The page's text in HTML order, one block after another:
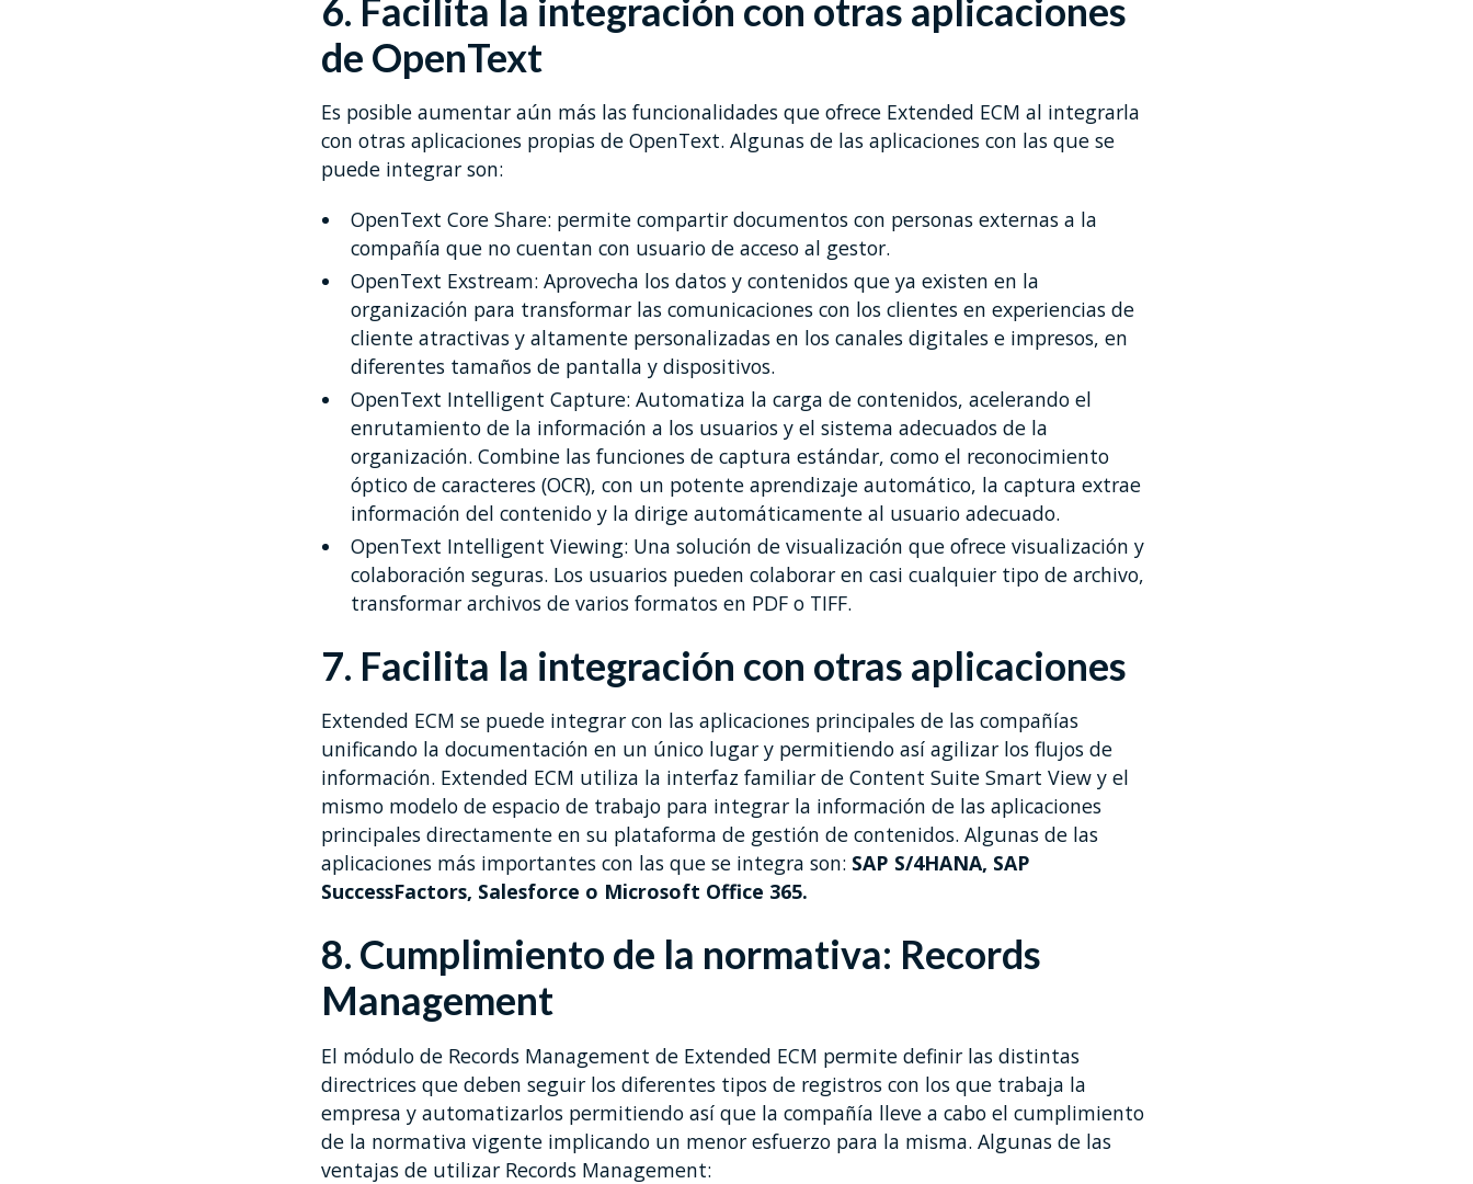
6. Facilita la integración con otras aplicaciones
de OpenText
Es posible aumentar aún más las funcionalidades que ofrece Extended ECM al integrarla
con otras aplicaciones propias de OpenText. Algunas de las aplicaciones con las que se
puede integrar son:
OpenText Core Share: permite compartir documentos con personas externas a la
compañía que no cuentan con usuario de acceso al gestor.
OpenText Exstream: Aprovecha los datos y contenidos que ya existen en la
organización para transformar las comunicaciones con los clientes en experiencias de
cliente atractivas y altamente personalizadas en los canales digitales e impresos, en
diferentes tamaños de pantalla y dispositivos.
OpenText Intelligent Capture: Automatiza la carga de contenidos, acelerando el
enrutamiento de la información a los usuarios y el sistema adecuados de la
organización. Combine las funciones de captura estándar, como el reconocimiento
óptico de caracteres (OCR), con un potente aprendizaje automático, la captura extrae
información del contenido y la dirige automáticamente al usuario adecuado.
OpenText Intelligent Viewing: Una solución de visualización que ofrece visualización y
colaboración seguras. Los usuarios pueden colaborar en casi cualquier tipo de archivo,
transformar archivos de varios formatos en PDF o TIFF.
7. Facilita la integración con otras aplicaciones
Extended ECM se puede integrar con las aplicaciones principales de las compañías
unificando la documentación en un único lugar y permitiendo así agilizar los flujos de
información. Extended ECM utiliza la interfaz familiar de Content Suite Smart View y el
mismo modelo de espacio de trabajo para integrar la información de las aplicaciones
principales directamente en su plataforma de gestión de contenidos. Algunas de las
aplicaciones más importantes con las que se integra son: SAP S/4HANA, SAP
SuccessFactors, Salesforce o Microsoft Office 365.
8. Cumplimiento de la normativa: Records
Management
El módulo de Records Management de Extended ECM permite definir las distintas
directrices que deben seguir los diferentes tipos de registros con los que trabaja la
empresa y automatizarlos permitiendo así que la compañía lleve a cabo el cumplimiento
de la normativa vigente implicando un menor esfuerzo para la misma. Algunas de las
ventajas de utilizar Records Management: